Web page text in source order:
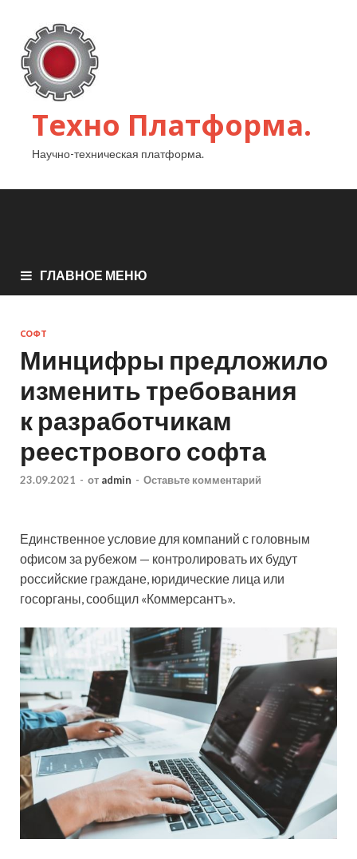
Техно Платформа.
Научно-техническая платформа.
ГЛАВНОЕ МЕНЮ
СОФТ
Минцифры предложило
изменить требования
к разработчикам
реестрового софта
23.09.2021 - от admin - Оставьте комментарий
Единственное условие для компаний с головным
офисом за рубежом — контролировать их будут
российские граждане, юридические лица или
госорганы, сообщил «Коммерсантъ».